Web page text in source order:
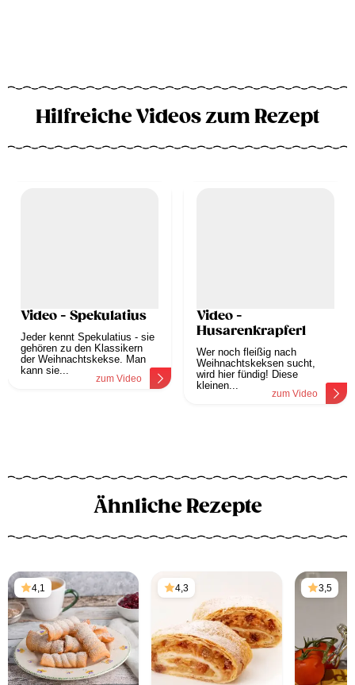
Hilfreiche Videos zum Rezept
Video - Spekulatius
Jeder kennt Spekulatius - sie
gehören zu den Klassikern
der Weihnachtskekse. Man
kann sie...
zum Video
Video -
Husarenkrapferl
Wer noch fleißig nach
Weihnachtskeksen sucht,
wird hier fündig! Diese
kleinen...
zum Video
Ähnliche Rezepte
4,1 4,3 3,5